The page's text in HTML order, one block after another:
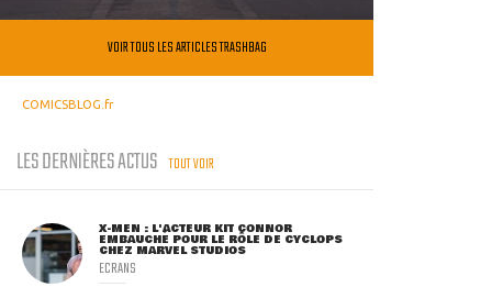
VOIR TOUS LES ARTICLES TRASHBAG
COMICSBLOG.fr
LES DERNIÈRES ACTUS TOUT VOIR
X-MEN : L'ACTEUR KIT CONNOR
EMBAUCHÉ POUR LE RÔLE DE CYCLOPS
CHEZ MARVEL STUDIOS
ECRANS